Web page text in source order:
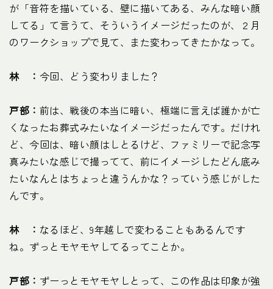
が「音符を描いている、壁に描いてある、みんな暗い顔
してる」て言うて、そういうイメージだったのが、２月
のワークショップで見て、また変わってきたかなって。
林 ： 今回、どう変わりました？
戸部： 前は、戦後の本当に暗い、極端に言えば誰かが亡
くなったお葬式みたいなイメージだったんです。だけれ
ど、今回は、暗い顔はしとるけど、ファミリーで記念写
真みたいな感じで撮ってて、前にイメージしたどん底み
たいなんとはちょっと違うんかな？っていう感じがした
んです。
林 ： なるほど、9年越しで変わることもあるんです
ね。ずっとモヤモヤしてるってことか。
戸部： ずーっとモヤモヤしとって、この作品は印象が強